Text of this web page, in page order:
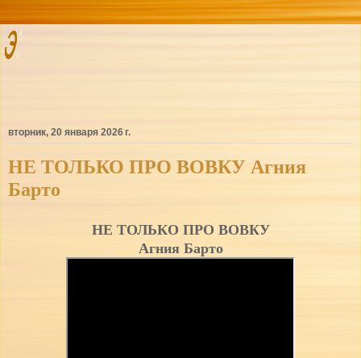
вторник, 20 января 2026 г.
НЕ ТОЛЬКО ПРО ВОВКУ Агния
Барто
НЕ ТОЛЬКО ПРО ВОВКУ
Агния Барто